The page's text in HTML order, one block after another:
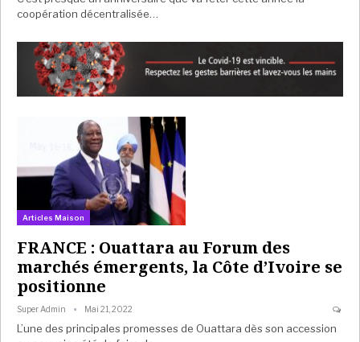
coopération décentralisée…
Articles Maison
FRANCE : Ouattara au Forum des
marchés émergents, la Côte d’Ivoire se
positionne
Super Admin Mai 21, 2022
L’une des principales promesses de Ouattara dès son accession